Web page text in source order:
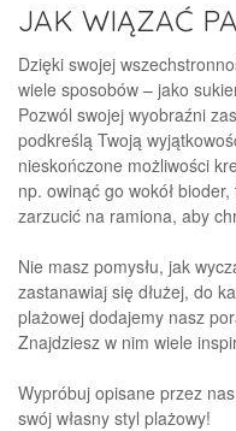
JAK WIĄZAĆ
Dzięki swojej
wiele sposobów – jako
Pozwól swojej wyobraźni
podkreślą Twoją
nieskończone możliwości
np. owinąć go wokół
zarzucić na ramiona, aby
Nie masz pomysłu, jak
zastanawiaj się dłużej, do
plażowej dodajemy nasz
Znajdziesz w nim wiele
Wypróbuj opisane przez
swój własny styl plażowy!